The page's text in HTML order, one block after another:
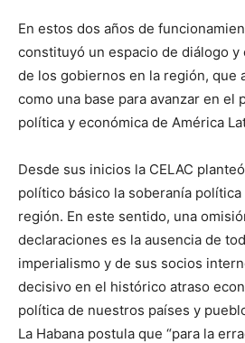
En estos dos años de
constituyó un espacio de diálogo
de los gobiernos en la región, que
como una base para avanzar en el
política y económica de América
Desde sus inicios la CELAC
político básico la soberanía
región. En este sentido, una
declaraciones es la ausencia de
imperialismo y de sus socios
decisivo en el histórico atraso
política de nuestros países y
La Habana postula que “para la